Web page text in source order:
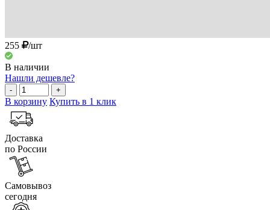
255 /шт
В наличии
Нашли дешевле?
- +
В корзину Купить в 1 клик
Доставка
по России
Самовывоз
сегодня